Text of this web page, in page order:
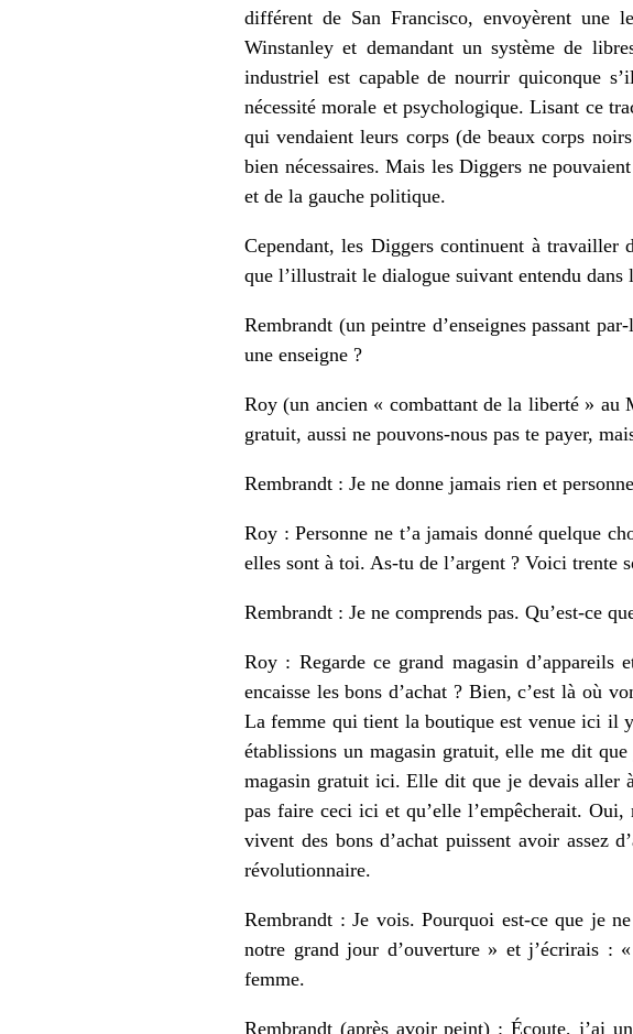
différent de San Francisco, envoyèrent
Winstanley et demandant un système de
industriel est capable de nourrir quiconque
nécessité morale et psychologique. Lisant ce
qui vendaient leurs corps (de beaux corps
bien nécessaires. Mais les Diggers ne
et de la gauche politique.
Cependant, les Diggers continuent à travailler
que l’illustrait le dialogue suivant entendu
Rembrandt (un peintre d’enseignes passant
une enseigne ?
Roy (un ancien « combattant de la liberté » au
gratuit, aussi ne pouvons-nous pas te payer,
Rembrandt : Je ne donne jamais rien et
Roy : Personne ne t’a jamais donné quelque
elles sont à toi. As-tu de l’argent ? Voici trente
Rembrandt : Je ne comprends pas. Qu’est-ce
Roy : Regarde ce grand magasin d’appareils
encaisse les bons d’achat ? Bien, c’est là où
La femme qui tient la boutique est venue ici il
établissions un magasin gratuit, elle me dit
magasin gratuit ici. Elle dit que je devais aller
pas faire ceci ici et qu’elle l’empêcherait.
vivent des bons d’achat puissent avoir assez
révolutionnaire.
Rembrandt : Je vois. Pourquoi est-ce que je
notre grand jour d’ouverture » et j’écrirais :
femme.
Rembrandt (après avoir peint) : Écoute, j’ai